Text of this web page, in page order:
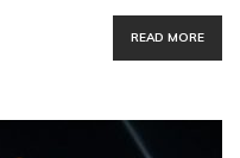
READ MORE